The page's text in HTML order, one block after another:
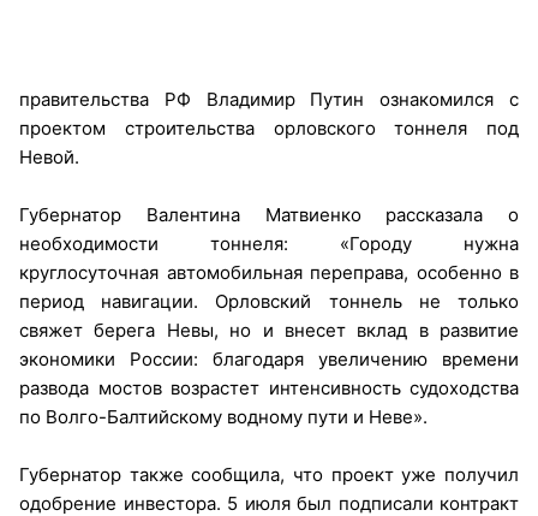
правительства РФ Владимир Путин ознакомился с
проектом строительства орловского тоннеля под
Невой.
Губернатор Валентина Матвиенко рассказала о
необходимости тоннеля: «Городу нужна
круглосуточная автомобильная переправа, особенно в
период навигации. Орловский тоннель не только
свяжет берега Невы, но и внесет вклад в развитие
экономики России: благодаря увеличению времени
развода мостов возрастет интенсивность судоходства
по Волго-Балтийскому водному пути и Неве».
Губернатор также сообщила, что проект уже получил
одобрение инвестора. 5 июля был подписали контракт